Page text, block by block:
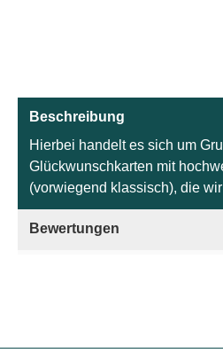
Beschreibung
Hierbei handelt es sich um
Glückwunschkarten mit
(vorwiegend klassisch), die
Bewertungen